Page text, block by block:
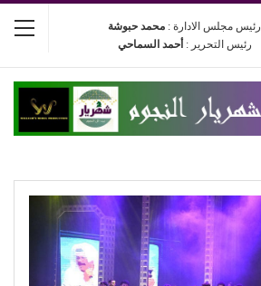
رئيس مجلس الادارة : محمد حبوشة
رئيس التحرير : أحمد السماحي